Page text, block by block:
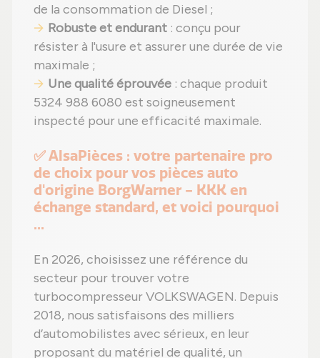
de la consommation de Diesel ;
Robuste et endurant : conçu pour
résister à l'usure et assurer une durée de vie
maximale ;
Une qualité éprouvée : chaque produit
5324 988 6080 est soigneusement
inspecté pour une efficacité maximale.
✅ AlsaPièces : votre partenaire pro
de choix pour vos pièces auto
d'origine BorgWarner - KKK en
échange standard, et voici pourquoi
...
En 2026, choisissez une référence du
secteur pour trouver votre
turbocompresseur VOLKSWAGEN. Depuis
2018, nous satisfaisons des milliers
d’automobilistes avec sérieux, en leur
proposant du matériel de qualité, un